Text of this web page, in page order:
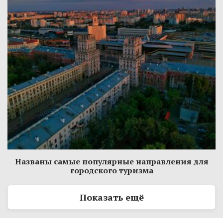
Названы самые популярные направления для
городского туризма
Показать ещё